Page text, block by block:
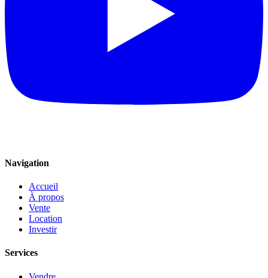
Navigation
Accueil
À propos
Vente
Location
Investir
Services